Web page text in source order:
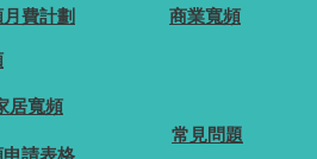
商業寬頻
常見問題
費計劃
居寬頻